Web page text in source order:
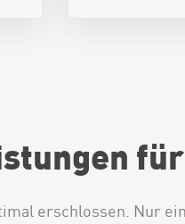
erschlossen. Nur